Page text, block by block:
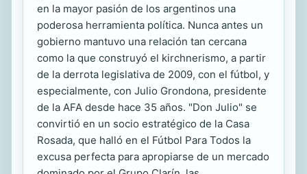
en la mayor pasión de los argentinos una
poderosa herramienta política. Nunca antes un
gobierno mantuvo una relación tan cercana
como la que construyó el kirchnerismo, a partir
de la derrota legislativa de 2009, con el fútbol, y
especialmente, con Julio Grondona, presidente
de la AFA desde hace 35 años. "Don Julio" se
convirtió en un socio estratégico de la Casa
Rosada, que halló en el Fútbol Para Todos la
excusa perfecta para apropiarse de un mercado